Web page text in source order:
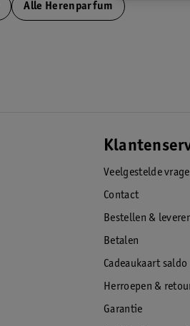
Alle Herenparfum
Veelgestelde
Contact
Bestellen &
Betalen
Cadeaukaart saldo
Herroepen &
Garantie